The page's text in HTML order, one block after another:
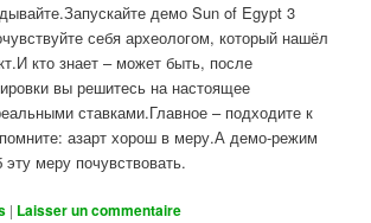
демо Sun of Egypt 3
себя археологом, который нашёл
кто знает – может быть, после
вы решитесь на настоящее
ставками.Главное – подходите к
азарт хорош в меру.А демо-режим
меру почувствовать.
| Laisser un commentaire